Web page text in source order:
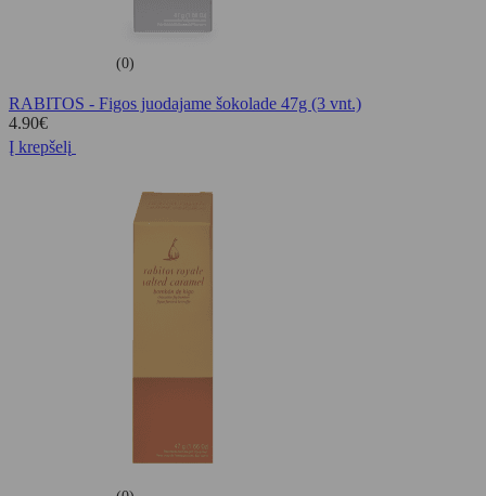
(0)
RABITOS - Figos juodajame šokolade 47g (3 vnt.)
4.90€
Į krepšelį